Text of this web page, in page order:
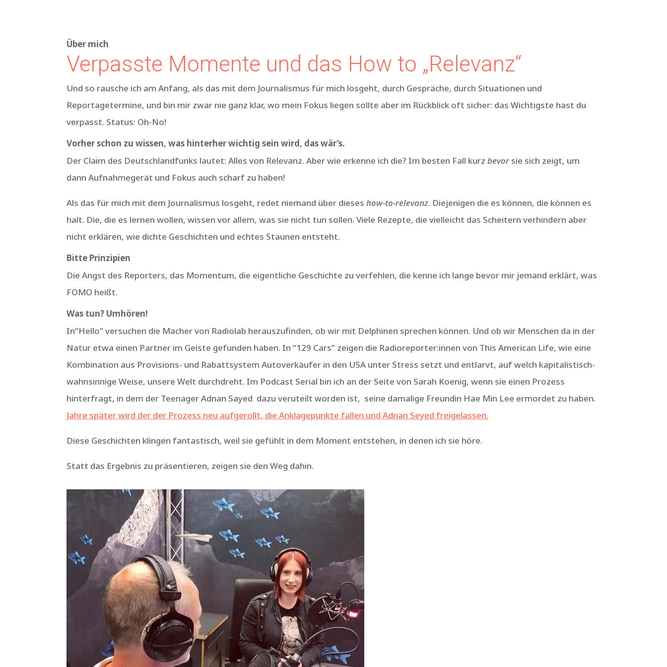
Über mich
Verpasste Momente und das How to „Relevanz“
Und so rausche ich am Anfang, als das mit dem Journalismus für mich losgeht, durch Gespräche, durch Situationen und
Reportagetermine, und bin mir zwar nie ganz klar, wo mein Fokus liegen sollte aber im Rückblick oft sicher: das Wichtigste hast du
verpasst. Status: Oh-No!
Vorher schon zu wissen, was hinterher wichtig sein wird, das wär’s.
Der Claim des Deutschlandfunks lautet: Alles von Relevanz. Aber wie erkenne ich die? Im besten Fall kurzbevorsie sich zeigt, um
dann Aufnahmegerät und Fokus auch scharf zu haben!
Als das für mich mit dem Journalismus losgeht, redet niemand über dieseshow-to-relevanz. Diejenigen die es können, die können es
halt. Die, die es lernen wollen, wissen vor allem, was sie nicht tun sollen. Viele Rezepte, die vielleicht das Scheitern verhindern aber
nicht erklären, wie dichte Geschichten und echtes Staunen entsteht.
Bitte Prinzipien
Die Angst des Reporters, das Momentum, die eigentliche Geschichte zu verfehlen, die kenne ich lange bevor mir jemand erklärt, was
FOMO heißt.
Was tun? Umhören!
In“Hello” versuchen die Macher von Radiolab herauszufinden, ob wir mit Delphinen sprechen können. Und ob wir Menschen da in der
Natur etwa einen Partner im Geiste gefunden haben. In “129 Cars” zeigen die Radioreporter:innen von This American Life, wie eine
Kombination aus Provisions- und Rabattsystem Autoverkäufer in den USA unter Stress setzt und entlarvt, auf welch kapitalistisch-
wahnsinnige Weise, unsere Welt durchdreht. Im Podcast Serial bin ich an der Seite von Sarah Koenig, wenn sie einen Prozess
hinterfragt, in dem der Teenager Adnan Sayed dazu veruteilt worden ist, seine damalige Freundin Hae Min Lee ermordet zu haben.
Jahre später wird der der Prozess neu aufgerollt, die Anklagepunkte fallen und Adnan Seyed freigelassen.
Diese Geschichten klingen fantastisch, weil sie gefühlt in dem Moment entstehen, in denen ich sie höre.
Statt das Ergebnis zu präsentieren, zeigen sie den Weg dahin.